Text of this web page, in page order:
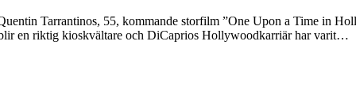
Tarrantinos, 55, kommande storfilm ”One Upon a Time in
en riktig kioskvältare och DiCaprios Hollywoodkarriär har varit…